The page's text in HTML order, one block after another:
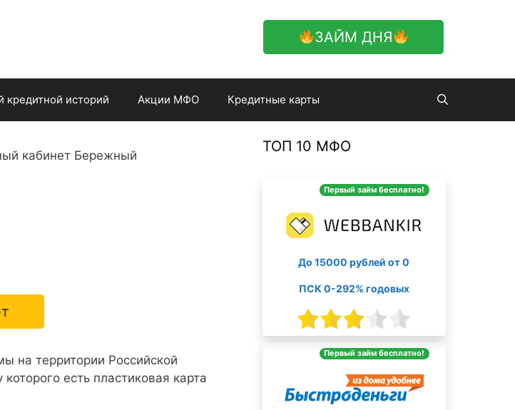
ЗАЙМ ДНЯ
кредитной историй Акции МФО Кредитные карты
кабинет Бережный
на территории Российской
есть пластиковая карта
ТОП 10 МФО
Первый займ бесплатно!
До 15000 рублей от 0
ПСК 0-292% годовых
Первый займ бесплатно!